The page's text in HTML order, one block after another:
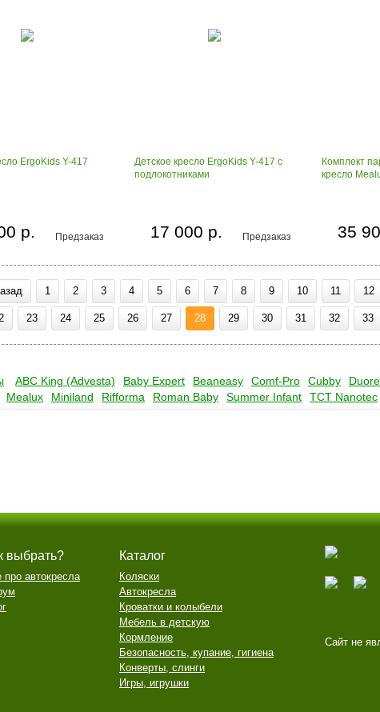
ErgoKids Y-417
Предзаказ
р.
Детское кресло ErgoKids Y-417 с
подлокотниками
Предзаказ
17 000 р.
Комплект
кресло
35
1 2 3 4 5 6 7 8 9 10 11 12
23 24 25 26 27 28 29 30 31 32 33
ABC King (Advesta) Baby Expert Beaneasy Comf-Pro Cubby
Mealux Miniland Rifforma Roman Baby Summer Infant TCT Nanotec
выбрать?
про автокресла
Каталог
Коляски
Автокресла
Кроватки и колыбели
Мебель в детскую
Кормление
Безопасность, купание, гигиена
Конверты, слинги
Игры, игрушки
Сайт не